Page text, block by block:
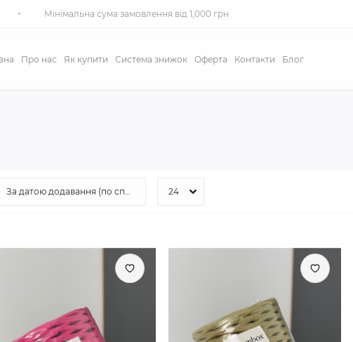
Мінімальна сума замовлення від 1,000 грн
Про нас Як купити Система знижок Оферта Контакти Блог